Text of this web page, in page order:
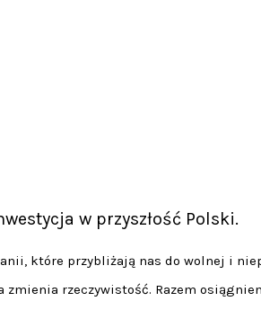
w przyszłość Polski.
które przybliżają nas do wolnej i
zmienia rzeczywistość. Razem